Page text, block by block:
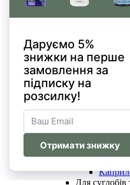
Продукти
Інші екстракти
Добавки
Жирні
Омега-3
Омега-
Олія
Олія
Для суглобів